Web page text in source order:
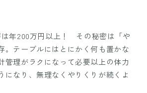
は年200万円以上！ その秘密は「や
。テーブルにはとにかく何も置かな
管理がラクになって必要以上の体力
になり、無理なくやりくりが続くよ